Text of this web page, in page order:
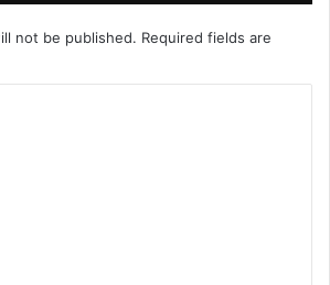
not be published. Required fields are